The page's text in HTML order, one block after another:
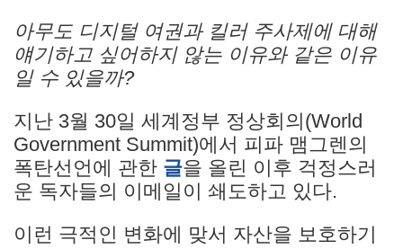
아무도 디지털 여권과 킬러 주사제에 대해
얘기하고 싶어하지 않는 이유와 같은 이유
일 수 있을까?
지난 3월 30일 세계정부 정상회의(World
Government Summit)에서 피파 맴그렌의
폭탄선언에 관한 글을 올린 이후 걱정스러
운 독자들의 이메일이 쇄도하고 있다.
이런 극적인 변화에 맞서 자산을 보호하기